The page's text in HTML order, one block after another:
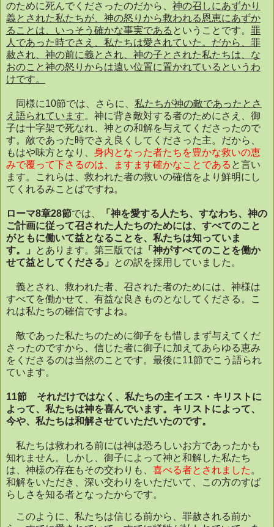
のために死んでくださったのだから、 神の召しにあずかり
義とされた私たちが、神の怒りから救われる恩恵にあずか
ることは、いっそう確かな事実である ということです。 罪
人であった時でさえ、私たちは愛されていた。だから、罪
赦され、神の前に義とされ、神の子とされた私たちは、な
おのこと神の怒りからは遠い位置に置かれているというわ
けです。
同様に10節では、さらに、 私たちが神の敵であったとさ
え語られています。神に背き敵対する者のためにさえ、御
子は十字架で死なれ、神との和解を与えてくださったので
す。敵であった時でさえ良くしてくださった主。だから、
もはや味方となり、 身内となった者たちを豊かな救いの恵
みで覆って下さるのは、ますます確かなことである と言い
ます。これらは、救われた者の救いの確信をより鮮明にし
てくれるみことばですね。
ローマ8章28節では、
「神を愛する人たち、すなわち、神の
ご計画に従って召された人たちのためには、すべてのこと
がともに働いて益となることを、私たちは知っていま
す。」
とあります。第三版では 「神がすべてのことを働か
せて益としてくださる」
との訳を採用していました。
義とされ、救われた者、召された者のためには、神様は
すべてを働かせて、有益な良きものとなしてくださる。こ
れは私たちの確信ですよね。
敵であった私たちのために御子をも惜しまず与えてくだ
さったのですから、信じた者に御子に加えてあらゆる恵み
をくださるのは当然のことです。最後に11節でこう語られ
ています。
11節 それだけではなく、私たちの主イエス・キリストに
よって、私たちは神を喜んでいます。キリストによって、
今や、私たちは和解させていただいたのです。
私たちは救われる前には神は恐ろしいお方であったかも
知れません。しかし、御子によって神と和解した私たち
は、神様の存在もその交わりも、 喜べる者とされました 。
和解をいただき、深い交わりをいただいて、この方のすば
らしさを知る者となったからです。
このように、私たちは信じる前から、罪赦される前か